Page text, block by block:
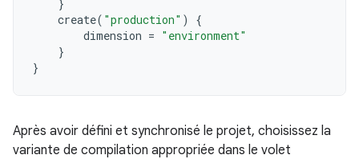
}
create( "production" )
{
dimension = "environment"
}
}
Après avoir défini et synchronisé le projet, choisissez la
variante de compilation appropriée dans le volet